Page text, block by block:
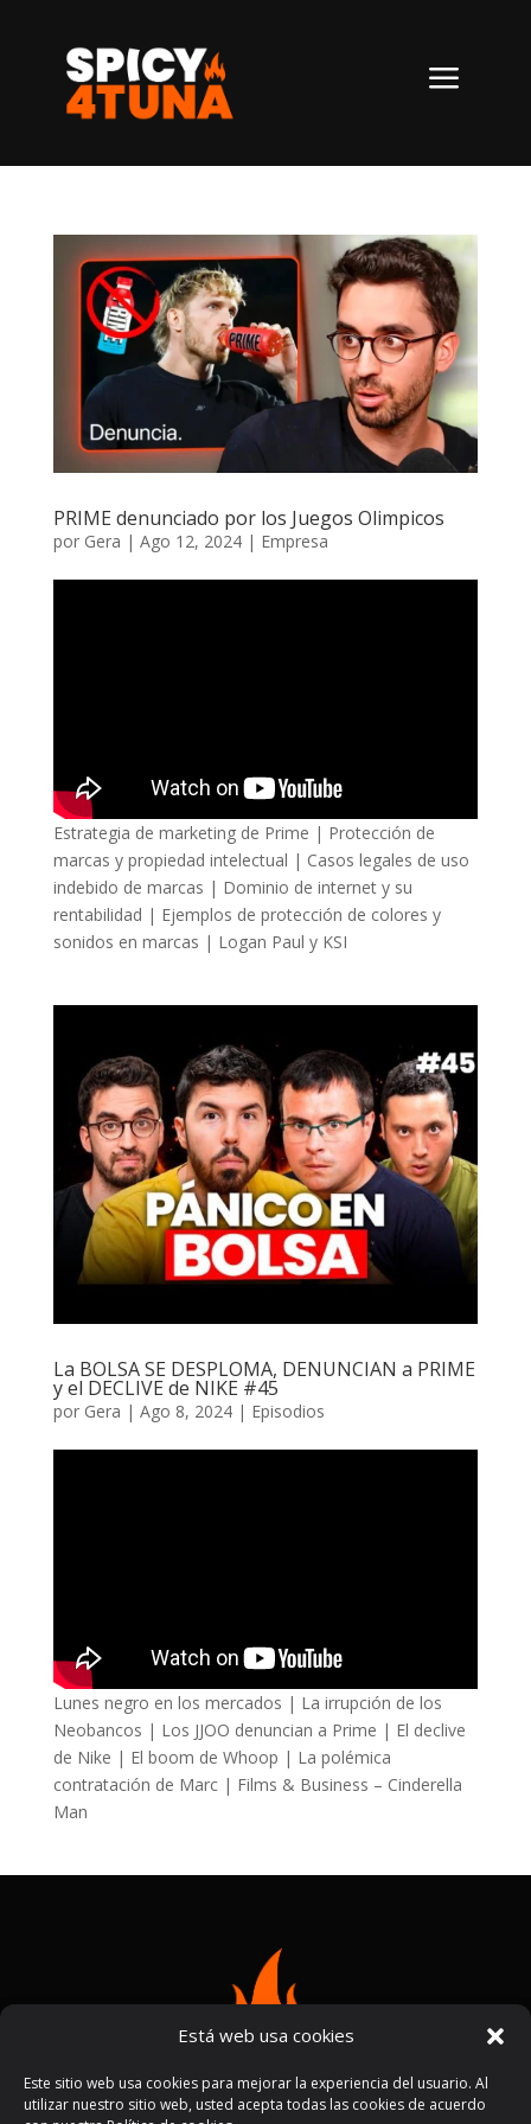
Está web usa cookies
Este sitio web usa cookies para mejorar la experiencia del usuario. Al
utilizar nuestro sitio web, usted acepta todas las cookies de acuerdo
a
PRIME denunciado por los Juegos Olimpicos
por Gera | Ago 12, 2024| Empresa
Estrategia de marketing de Prime | Protección de
marcas y propiedad intelectual | Casos legales de uso
indebido de marcas | Dominio de internet y su
rentabilidad | Ejemplos de protección de colores y
sonidos en marcas | Logan Paul y KSI
La BOLSA SE DESPLOMA, DENUNCIAN a PRIME
y el DECLIVE de NIKE #45
por Gera | Ago 8, 2024| Episodios
Lunes negro en los mercados | La irrupción de los
Neobancos | Los JJOO denuncian a Prime | El declive
de Nike | El boom de Whoop | La polémica
contratación de Marc | Films & Business – Cinderella
Man